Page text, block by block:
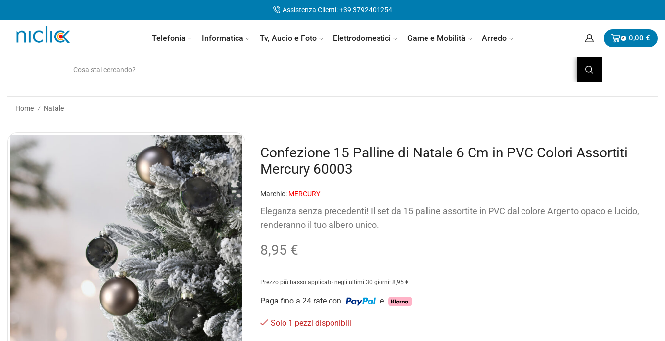
Assistenza Clienti: +39 3792401254
Telefonia Informatica Tv, Audio e Foto Elettrodomestici Game e Mobilità Arredo 0 0,00 €
Home / Natale
Confezione 15 Palline di Natale 6 Cm in PVC Colori Assortiti
Mercury 60003
Marchio: MERCURY
Eleganza senza precedenti! Il set da 15 palline assortite in PVC dal colore Argento opaco e lucido,
renderanno il tuo albero unico.
8,95 €
Prezzo più basso applicato negli ultimi 30 giorni: 8,95 €
Paga fino a 24 rate con e
Solo 1 pezzi disponibili